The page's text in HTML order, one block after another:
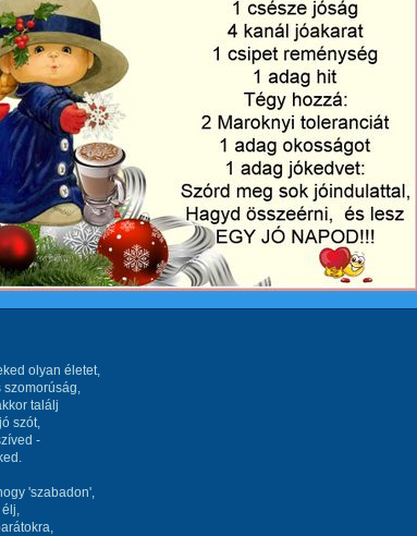
olyan életet,
szomorúság,
találj
szót,
-
'szabadon',
élj,